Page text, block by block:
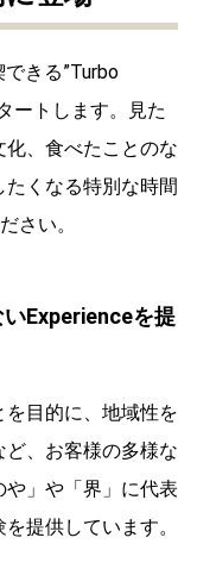
きる”Turbo
ートします。見た
、食べたことのな
くなる特別な時間
さい。
Experienceを提
目的に、地域性を
、お客様の多様な
」や「界」に代表
提供しています。